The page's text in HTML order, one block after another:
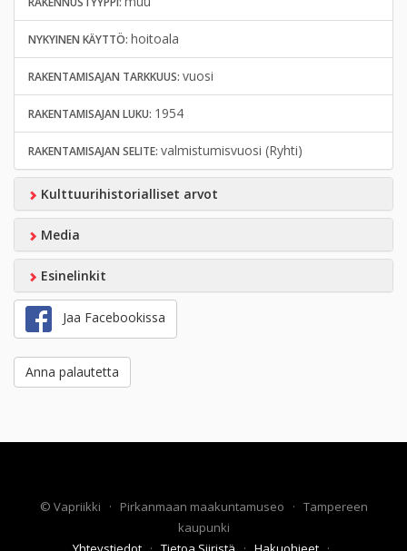
NYKYINEN KÄYTTÖ: hoitoala
RAKENTAMISAJAN TARKKUUS: vuosi
RAKENTAMISAJAN LUKU: 1954
RAKENTAMISAJAN SELITE: valmistumisvuosi (Ryhti)
Kulttuurihistorialliset arvot
Media
Esinelinkit
Jaa Facebookissa
Anna palautetta
© Vapriikki · Pirkanmaan maakuntamuseo · Tampereen
kaupunki